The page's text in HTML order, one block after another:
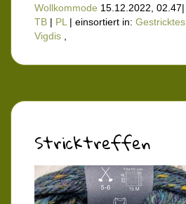
Wollkommode 15.12.2022, 02.47|
TB | PL| einsortiert in: Gestricktes
Vigdis ,
Stricktreffen